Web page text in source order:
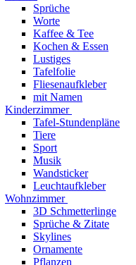
Sprüche
Worte
Kaffee & Tee
Kochen & Essen
Lustiges
Tafelfolie
Fliesenaufkleber
mit Namen
Kinderzimmer
Tafel-Stundenpläne
Tiere
Sport
Musik
Wandsticker
Leuchtaufkleber
Wohnzimmer
3D Schmetterlinge
Sprüche & Zitate
Skylines
Ornamente
Pflanzen